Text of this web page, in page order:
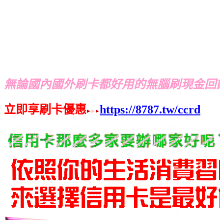
無論國內國外刷卡都好用的無腦刷現金回
立即享刷卡優惠
https://8787.tw/ccrd